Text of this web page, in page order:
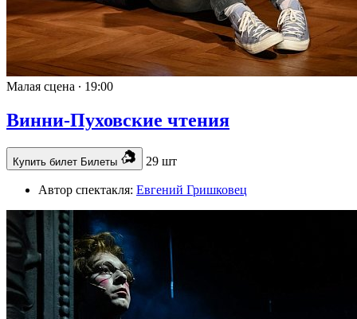
Малая сцена ∙ 19:00
Винни-Пуховские чтения
Купить билет Билеты 29 шт
Автор спектакля: Евгений Гришковец